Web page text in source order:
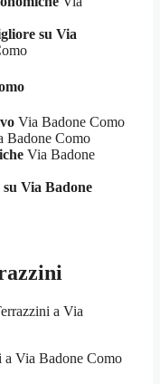
su Via
Via Badone Como
Badone Como
Via Badone
Via Badone
a Via Badone Como